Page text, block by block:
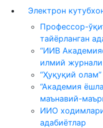
Электрон
Профессор-
тайёрланган
“ИИВ
илмий журнали
“Ҳуқуқий
“Академия
маънавий-
ИИО ходимлари
адабиётлар